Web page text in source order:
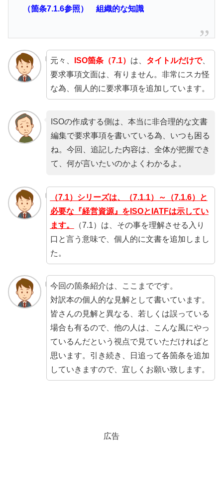
（箇条7.1.6参照） 組織的な知識
元々、 ISO箇条（7.1） は、 タイトルだけで、
要求事項文面は、有りません。非常にスカ怪
な為、個人的に要求事項を追加しています。
ISOの作成する側は、本当に非合理的な文書
編集で要求事項を書いている為、いつも困る
ね。今回、追記した内容は、全体が把握でき
て、何が言いたいのかよくわかるよ。
（7.1）シリーズは、（7.1.1）～（7.1.6）と
必要な『経営資源』をISOとIATFは示してい
ます。
（7.1）は、その事を理解させる入り
口と言う意味で、個人的に文書を追加しまし
た。
今回の箇条紹介は、ここまでです。
対訳本の個人的な見解として書いています。
皆さんの見解と異なる、若しくは誤っている
場合も有るので、他の人は、こんな風にやっ
ているんだという視点で見ていただければと
思います。引き続き、日追って各箇条を追加
していきますので、宜しくお願い致します。
広告